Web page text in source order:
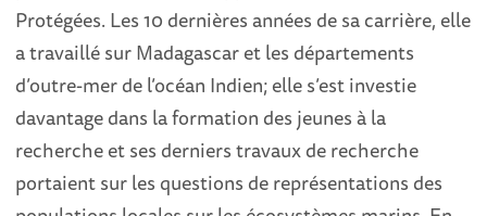
Protégées. Les 10 dernières années de sa carrière, elle
a travaillé sur Madagascar et les départements
d’outre-mer de l’océan Indien; elle s’est investie
davantage dans la formation des jeunes à la
recherche et ses derniers travaux de recherche
portaient sur les questions de représentations des